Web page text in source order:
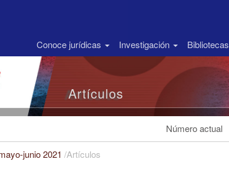
Conoce jurídicas Investigación Bibliotecas
Artículos
Número actual
junio 2021 /Artículos